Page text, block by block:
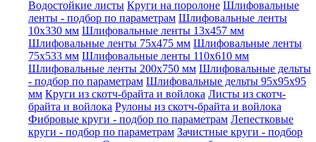
Водостойкие листы Круги на поролоне Шлифовальные
ленты - подбор по параметрам Шлифовальные ленты
10x330 мм Шлифовальные ленты 13x457 мм
Шлифовальные ленты 75x475 мм Шлифовальные ленты
75x533 мм Шлифовальные ленты 110x610 мм
Шлифовальные ленты 200x750 мм Шлифовальные дельты
- подбор по параметрам Шлифовальные дельты 95x95x95
мм Круги из скотч-брайта и войлока Листы из скотч-
брайта и войлока Рулоны из скотч-брайта и войлока
Фибровые круги - подбор по параметрам Лепестковые
круги - подбор по параметрам Зачистные круги - подбор